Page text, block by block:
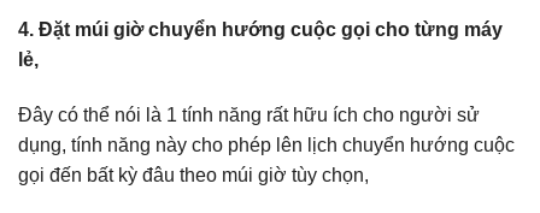
4. Đặt múi giờ chuyển hướng cuộc gọi cho từng máy
lẻ,
Đây có thể nói là 1 tính năng rất hữu ích cho người sử
dụng, tính năng này cho phép lên lịch chuyển hướng cuộc
gọi đến bất kỳ đâu theo múi giờ tùy chọn,